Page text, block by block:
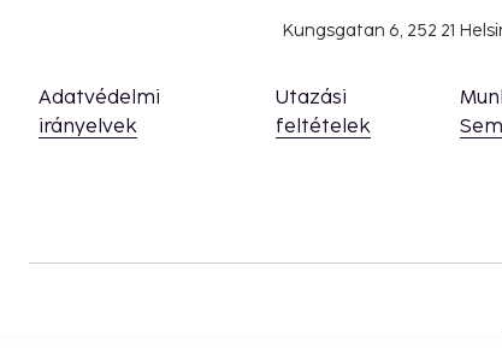
Kungsgatan 6, 252 21
Adatvédelmi
irányelvek
Utazási
feltételek